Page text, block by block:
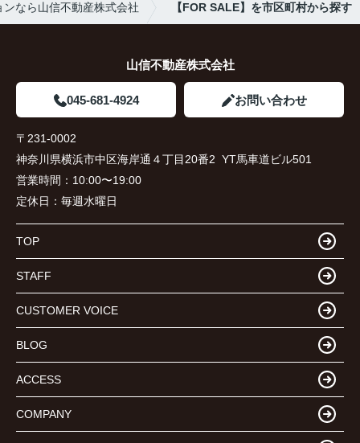
なら山信不動産株式会社 【FOR SALE】を市区町村から探す
山信不動産株式会社
045-681-4924 お問い合わせ
〒231-0002
神奈川県横浜市中区海岸通４丁目20番2 YT馬車道ビル501
営業時間： 10:00〜19:00
定休日： 毎週水曜日
TOP
STAFF
CUSTOMER VOICE
BLOG
ACCESS
COMPANY